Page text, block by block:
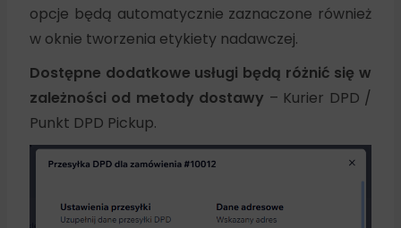
opcje będą automatycznie zaznaczone również
w oknie tworzenia etykiety nadawczej.
Dostępne dodatkowe usługi będą różnić się w
zależności od metody dostawy – Kurier DPD /
Punkt DPD Pickup.